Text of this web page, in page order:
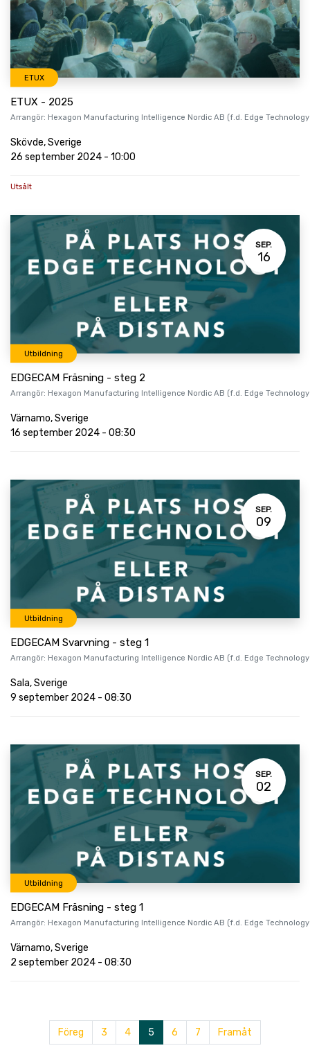
ETUX
ETUX - 2025
Arrangör: Hexagon Manufacturing Intelligence Nordic AB (f.d. Edge
Skövde,Sverige
26 september 2024 - 10:00
Utsålt
SEP.
16
Utbildning
EDGECAM Fräsning - steg 2
Arrangör: Hexagon Manufacturing Intelligence Nordic AB (f.d. Edge
Värnamo,Sverige
16 september 2024 - 08:30
SEP.
09
Utbildning
EDGECAM Svarvning - steg 1
Arrangör: Hexagon Manufacturing Intelligence Nordic AB (f.d. Edge
Sala,Sverige
9 september 2024 - 08:30
SEP.
02
Utbildning
EDGECAM Fräsning - steg 1
Arrangör: Hexagon Manufacturing Intelligence Nordic AB (f.d. Edge
Värnamo,Sverige
2 september 2024 - 08:30
Föreg 3 4 5 6 7 Framåt